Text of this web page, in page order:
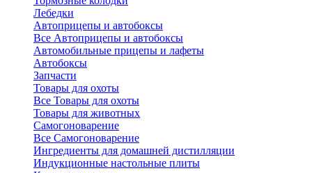
Лебедки
Автоприцепы и автобоксы
Все Автоприцепы и автобоксы
Автомобильные прицепы и лафеты
Автобоксы
Запчасти
Товары для охоты
Все Товары для охоты
Товары для животных
Самогоноварение
Все Самогоноварение
Ингредиенты для домашней дистилляции
Индукционные настольные плиты